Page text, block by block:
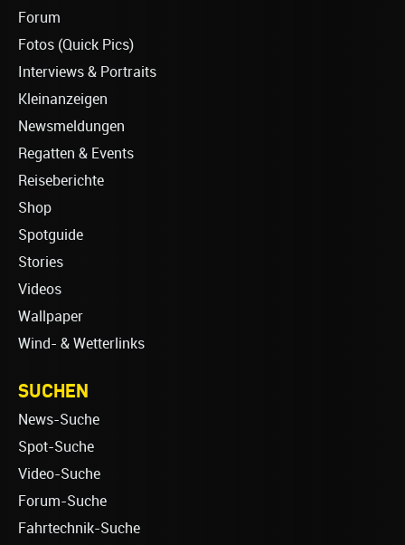
Forum
Fotos (Quick Pics)
Interviews & Portraits
Kleinanzeigen
Newsmeldungen
Regatten & Events
Reiseberichte
Shop
Spotguide
Stories
Videos
Wallpaper
Wind- & Wetterlinks
SUCHEN
News-Suche
Spot-Suche
Video-Suche
Forum-Suche
Fahrtechnik-Suche